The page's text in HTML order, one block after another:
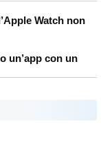
Watch non
un’app con un